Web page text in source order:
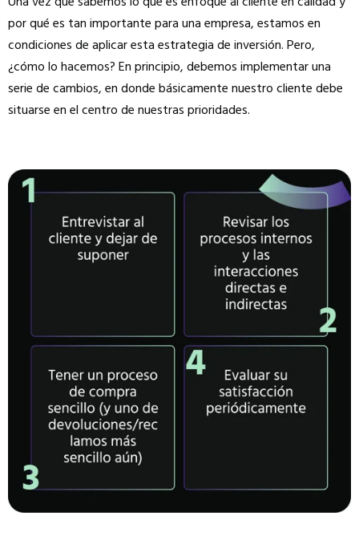
por qué es tan importante para una empresa, estamos en
condiciones de aplicar esta estrategia de inversión. Pero,
¿cómo lo hacemos? En principio, debemos implementar una
serie de cambios, en donde básicamente nuestro cliente debe
situarse en el centro de nuestras prioridades.